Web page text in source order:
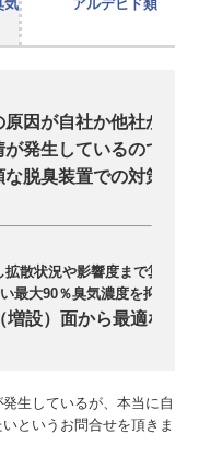
気 アルデヒド類
因が自社か他社か知
発生しているので失
脱臭装置での対策が
散状況や影響度まで算出
最大90％臭気濃度を抑制
設）面から最適な装
生しているが、本当に自
というお問合せを頂きま